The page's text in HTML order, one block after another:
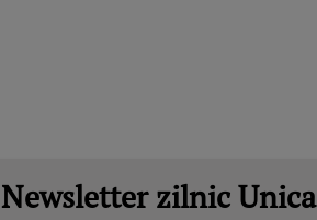
Newsletter zilnic Unica